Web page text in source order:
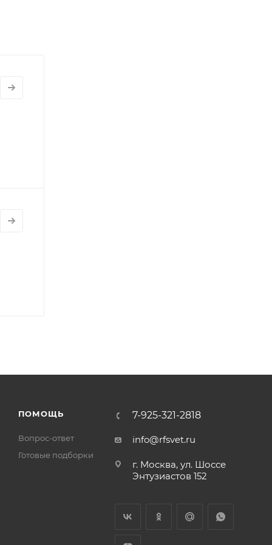
ПОМОЩЬ
Вопрос-ответ
Готовые подборки
7-925-321-2818
info@rfsvet.ru
г. Москва, ул. Шоссе
Энтузиастов 152